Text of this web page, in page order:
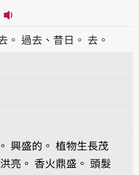
播放音讀óng
。 過去、昔日。 去。
興盛的。 植物生長茂
亮。 香火鼎盛。 頭髮